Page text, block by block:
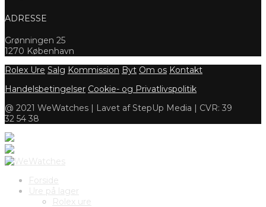
ADRESSE
Grønningen 25
1270 København
Rolex Ure Salg Kommission Byt Om os Kontakt
Handelsbetingelser Cookie- og Privatlivspolitik
@ 2021 WeWatches | Lavet af StepUp Media | CVR: 39
32 54 38
Forside
Ure på lager
Rolex ure